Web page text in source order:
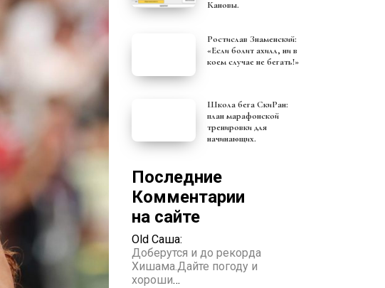
Кановы.
Ростислав Знаменский:
«Если болит ахилл, ни в
коем случае не бегать!»
Школа бега СкиРан:
план марафонской
тренировки для
начинающих.
Последние
Комментарии
на сайте
Old Саша:
Доберутся и до рекорда
Хишама.Дайте погоду и
хороши…